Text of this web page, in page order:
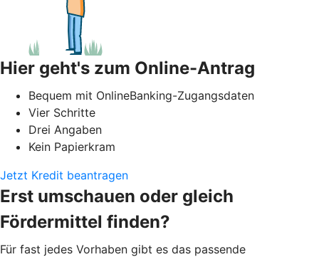
Hier geht's zum Online-Antrag
Bequem mit OnlineBanking-Zugangsdaten
Vier Schritte
Drei Angaben
Kein Papierkram
Jetzt Kredit beantragen
Erst umschauen oder gleich
Fördermittel finden?
Für fast jedes Vorhaben gibt es das passende